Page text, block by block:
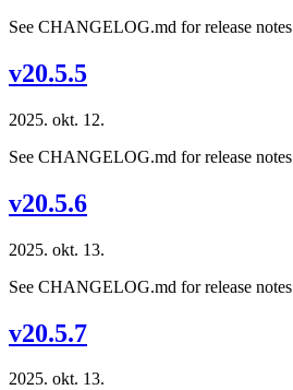
See CHANGELOG.md for release notes
v20.5.5
2025. okt. 12.
See CHANGELOG.md for release notes
v20.5.6
2025. okt. 13.
See CHANGELOG.md for release notes
v20.5.7
2025. okt. 13.